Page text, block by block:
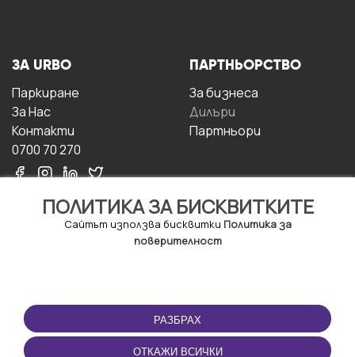
ПОЛИТИКА ЗА БИСКВИТКИТЕ
Сайтът използва бисквитки Политика за
поверителност
РАЗБРАХ
ОТКАЖИ ВСИЧКИ
ЗА URBO
Паркиране
За Hас
Контакти
0700 70 270
ПАРТНЬОРСТВО
За бизнесa
Дилъри
Партньори
ПОЛЗВАНЕ
Правила и условия за
ползване
ПРИЛОЖЕНИЕТО